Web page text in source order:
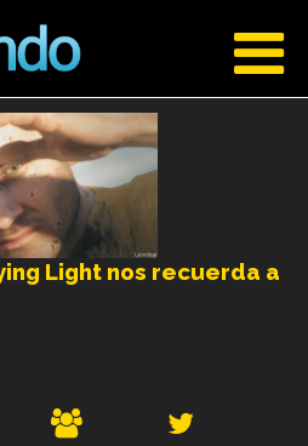
Light nos recuerda a